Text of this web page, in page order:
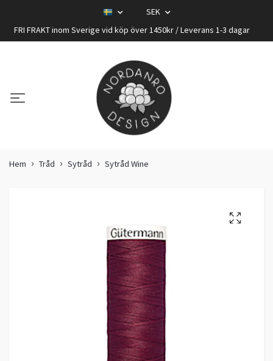
SEK
FRI FRAKT inom Sverige vid köp över 1450kr / Leverans 1-3 dagar
Hem Tråd Sytråd Sytråd Wine